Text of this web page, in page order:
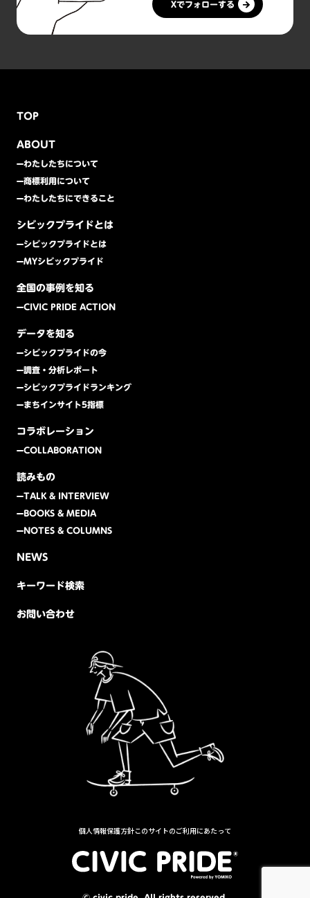
Xでフォローする
TOP
ABOUT
わたしたちについて
商標利用について
わたしたちにできること
シビックプライドとは
シビックプライドとは
MYシビックプライド
全国の事例を知る
CIVIC PRIDE ACTION
データを知る
シビックプライドの今
調査・分析レポート
シビックプライドランキング
まちインサイト5指標
コラボレーション
COLLABORATION
読みもの
TALK & INTERVIEW
BOOKS & MEDIA
NOTES & COLUMNS
NEWS
キーワード検索
お問い合わせ
個人情報保護方針このサイトのご利用にあたって